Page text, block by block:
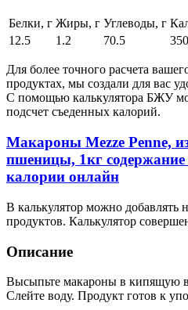
Белки, г Жиры, г Углеводы, г
12.5
1.2 70.5 350
Для более точного расчета
продуктах, мы создали для вас
С помощью калькулятора БЖУ
подсчет съеденных калорий.
Макароны Mezze Penne,
пшеницы, 1кг
калории онлайн
В калькулятор можно добавлять
продуктов. Калькулятор
Описание
Высыпьте макароны в кипящую
Слейте воду. Продукт готов к